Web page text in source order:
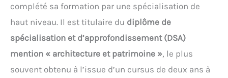
complété sa formation par une spécialisation de
haut niveau. Il est titulaire du diplôme de
spécialisation et d’approfondissement (DSA)
mention « architecture et patrimoine », le plus
souvent obtenu à l’issue d’un cursus de deux ans à